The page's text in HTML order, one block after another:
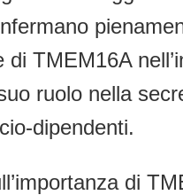
di TMEM16A
ruolo nella
dipendenti.
di